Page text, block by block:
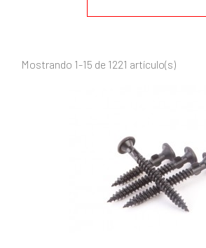
Mostrando 1-15 de 1221 artículo(s)